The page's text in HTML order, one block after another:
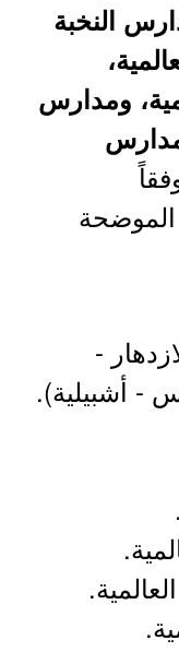
النخبة
ومدارس
-
- أشبيلية).